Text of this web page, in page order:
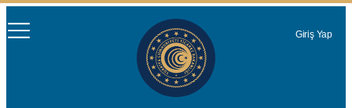
Giriş Yap